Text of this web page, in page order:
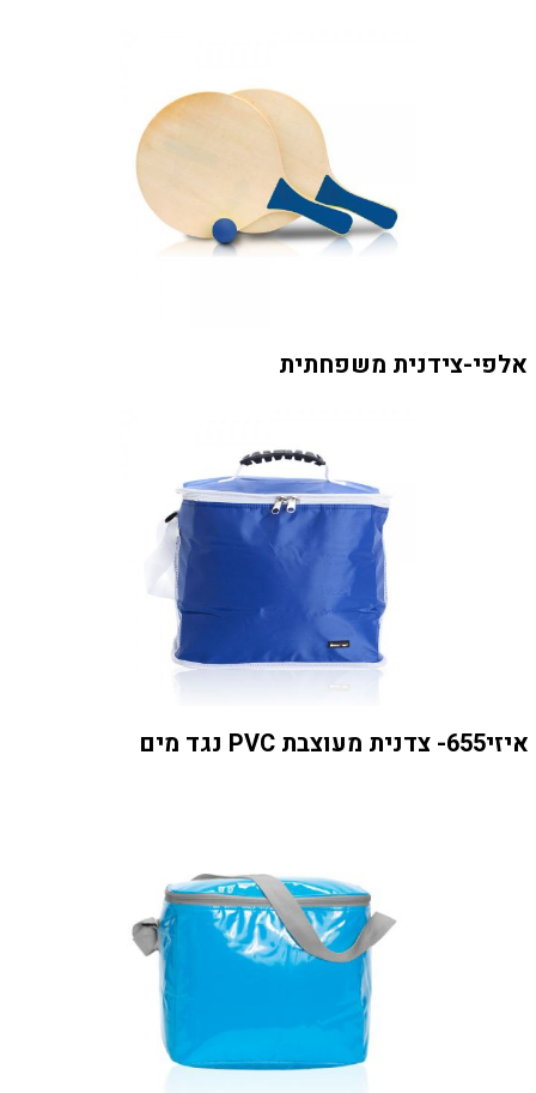
אלפי-צידנית משפחתית
איזי655- צדנית מעוצבת PVC נגד מים